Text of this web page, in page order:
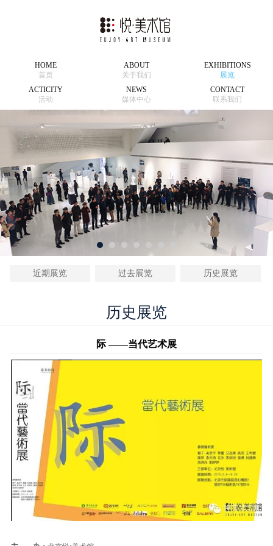
HOME
首页
ABOUT
关于我们
EXHIBITIONS
展览
ACTICITY
活动
NEWS
媒体中心
CONTACT
联系我们
近期展览 过去展览 历史展览
历史展览
际 ——当代艺术展